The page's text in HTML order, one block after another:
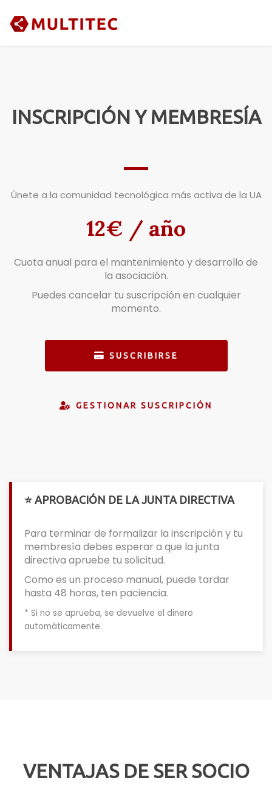
INSCRIPCIÓN Y MEMBRESÍA
Únete a la comunidad tecnológica más activa de la UA
12€ / año
Cuota anual para el mantenimiento y desarrollo de
la asociación.
Puedes cancelar tu suscripción en cualquier
momento.
SUSCRIBIRSE
GESTIONAR SUSCRIPCIÓN
⭐ APROBACIÓN DE LA JUNTA DIRECTIVA
Para terminar de formalizar la inscripción y tu
membresía debes esperar a que la junta
directiva apruebe tu solicitud.
Como es un proceso manual, puede tardar
hasta 48 horas, ten paciencia.
* Si no se aprueba, se devuelve el dinero
automáticamente.
VENTAJAS DE SER SOCIO